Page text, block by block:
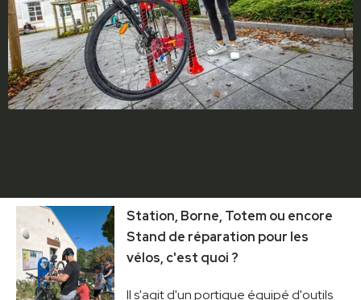
Station, Borne, Totem ou encore
Stand de réparation pour les
vélos, c'est quoi ?
Il s'agit d'un portique équipé d'outils